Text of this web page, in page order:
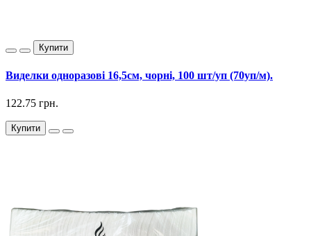
Купити
Виделки одноразові 16,5см, чорні, 100 шт/уп (70уп/м).
122.75 грн.
Купити